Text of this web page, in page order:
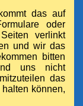
das auf
oder
verlinkt
und wir das
bitten
uns nicht
das
können,